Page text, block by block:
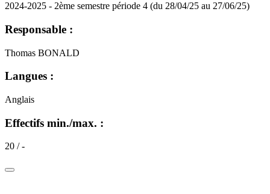
2024-2025 - 2ème semestre période 4 (du 28/04/25 au 27/06/25)
Responsable :
Thomas BONALD
Langues :
Anglais
Effectifs min./max. :
20 / -